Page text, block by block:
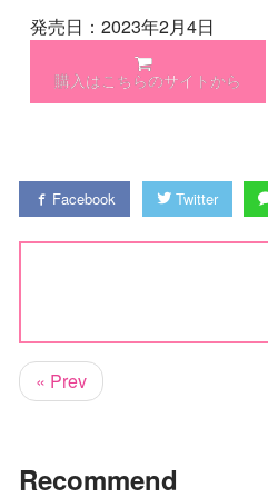
発売日：2023年2月4日
購入はこちらのサイトから
Facebook Twitter
« Prev
Recommend